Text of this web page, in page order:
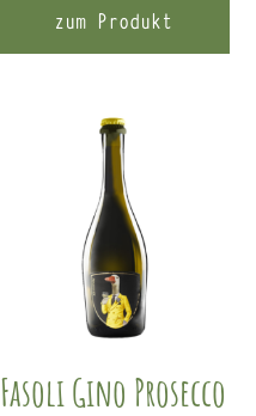
zum Produkt
Fasoli Gino Prosecco